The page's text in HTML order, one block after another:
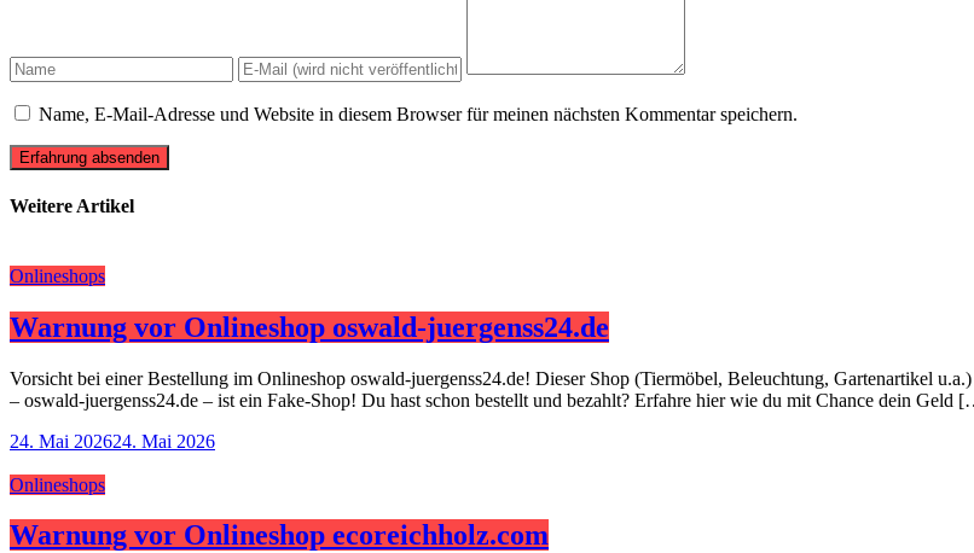
Name, E-Mail-Adresse und Website in diesem Browser für meinen nächsten Kommentar speichern.
Erfahrung absenden
Weitere Artikel
Onlineshops
Warnung vor Onlineshop oswald-juergenss24.de
Vorsicht bei einer Bestellung im Onlineshop oswald-juergenss24.de! Dieser Shop (Tiermöbel, Beleuchtung, Gartenartikel
– oswald-juergenss24.de – ist ein Fake-Shop! Du hast schon bestellt und bezahlt? Erfahre hier wie du mit Chance dein Geld
24. Mai 202624. Mai 2026
Onlineshops
Warnung vor Onlineshop ecoreichholz.com